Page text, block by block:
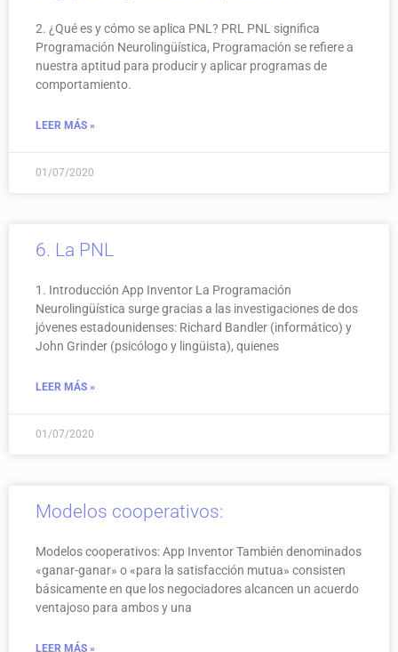
2. ¿Qué es y cómo se aplica PNL? PRL PNL significa
Programación Neurolingüística, Programación se refiere a
nuestra aptitud para producir y aplicar programas de
comportamiento.
LEER MÁS »
01/07/2020
6. La PNL
1. Introducción App Inventor La Programación
Neurolingüística surge gracias a las investigaciones de dos
jóvenes estadounidenses: Richard Bandler (informático) y
John Grinder (psicólogo y lingüista), quienes
LEER MÁS »
01/07/2020
Modelos cooperativos:
Modelos cooperativos: App Inventor También denominados
«ganar-ganar» o «para la satisfacción mutua» consisten
básicamente en que los negociadores alcancen un acuerdo
ventajoso para ambos y una
LEER MÁS »